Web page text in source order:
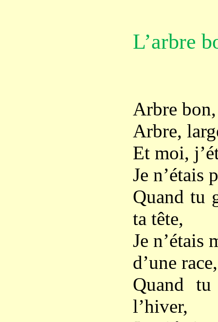
L’arbre
Arbre
Arbre,
Et moi,
Je n’étais
Quand tu
ta tête,
Je n’étais
d’une race,
Quand
l’hiver,